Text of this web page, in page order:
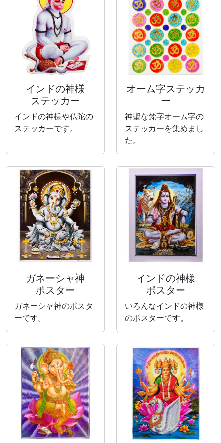
インドの神様
ステッカー
インドの神様や仏陀の
ステッカーです。
オーム字ステッカ
ー
神聖な梵字オーム字の
ステッカーを集めまし
た。
ガネーシャ神
ポスター
ガネーシャ神のポスタ
ーです。
インドの神様
ポスター
いろんなインドの神様
のポスターです。